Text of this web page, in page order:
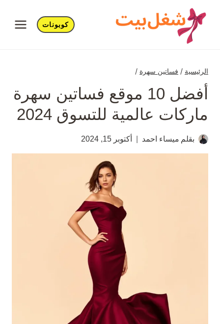
المحتوى
كوبونات
الرئيسية / فساتين سهرة /
أفضل 10 موقع فساتين سهرة
ماركات عالمية للتسوق 2024
بقلم ميساء احمد أكتوبر 15, 2024